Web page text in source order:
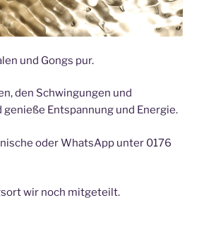
und Gongs pur.
den Schwingungen und
genieße Entspannung und Energie.
oder WhatsApp unter 0176
wir noch mitgeteilt.